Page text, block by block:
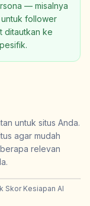
— misalnya
untuk follower
ditautkan ke
untuk situs Anda.
agar mudah
relevan
Skor Kesiapan AI